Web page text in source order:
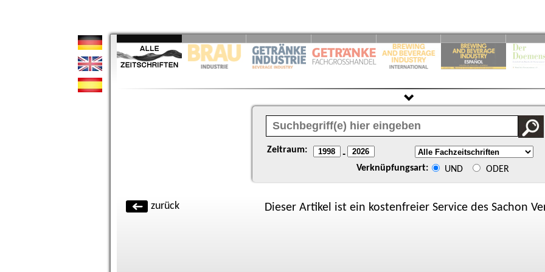
Zeitraum: -
Verknüpfungsart: UND ODER
zurück Dieser Artikel ist ein kostenfreier Service des Sachon